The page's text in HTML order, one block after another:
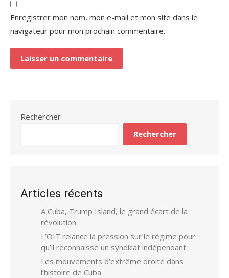
Enregistrer mon nom, mon e-mail et mon site dans le
navigateur pour mon prochain commentaire.
Rechercher
Rechercher
Articles récents
A Cuba, Trump Island, le grand écart de la
révolution
L’OIT relance la pression sur le régime pour
qu’il reconnaisse un syndicat indépendant
Les mouvements d’extrême droite dans
l’histoire de Cuba